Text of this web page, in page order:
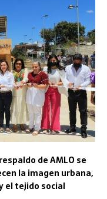
de AMLO se
la imagen urbana,
el tejido social